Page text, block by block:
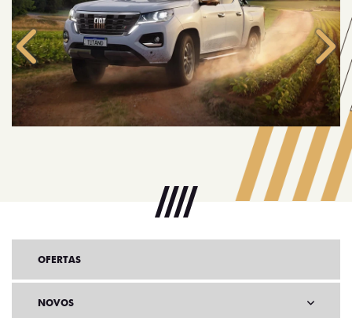
Anterior
OFERTAS
NOVOS